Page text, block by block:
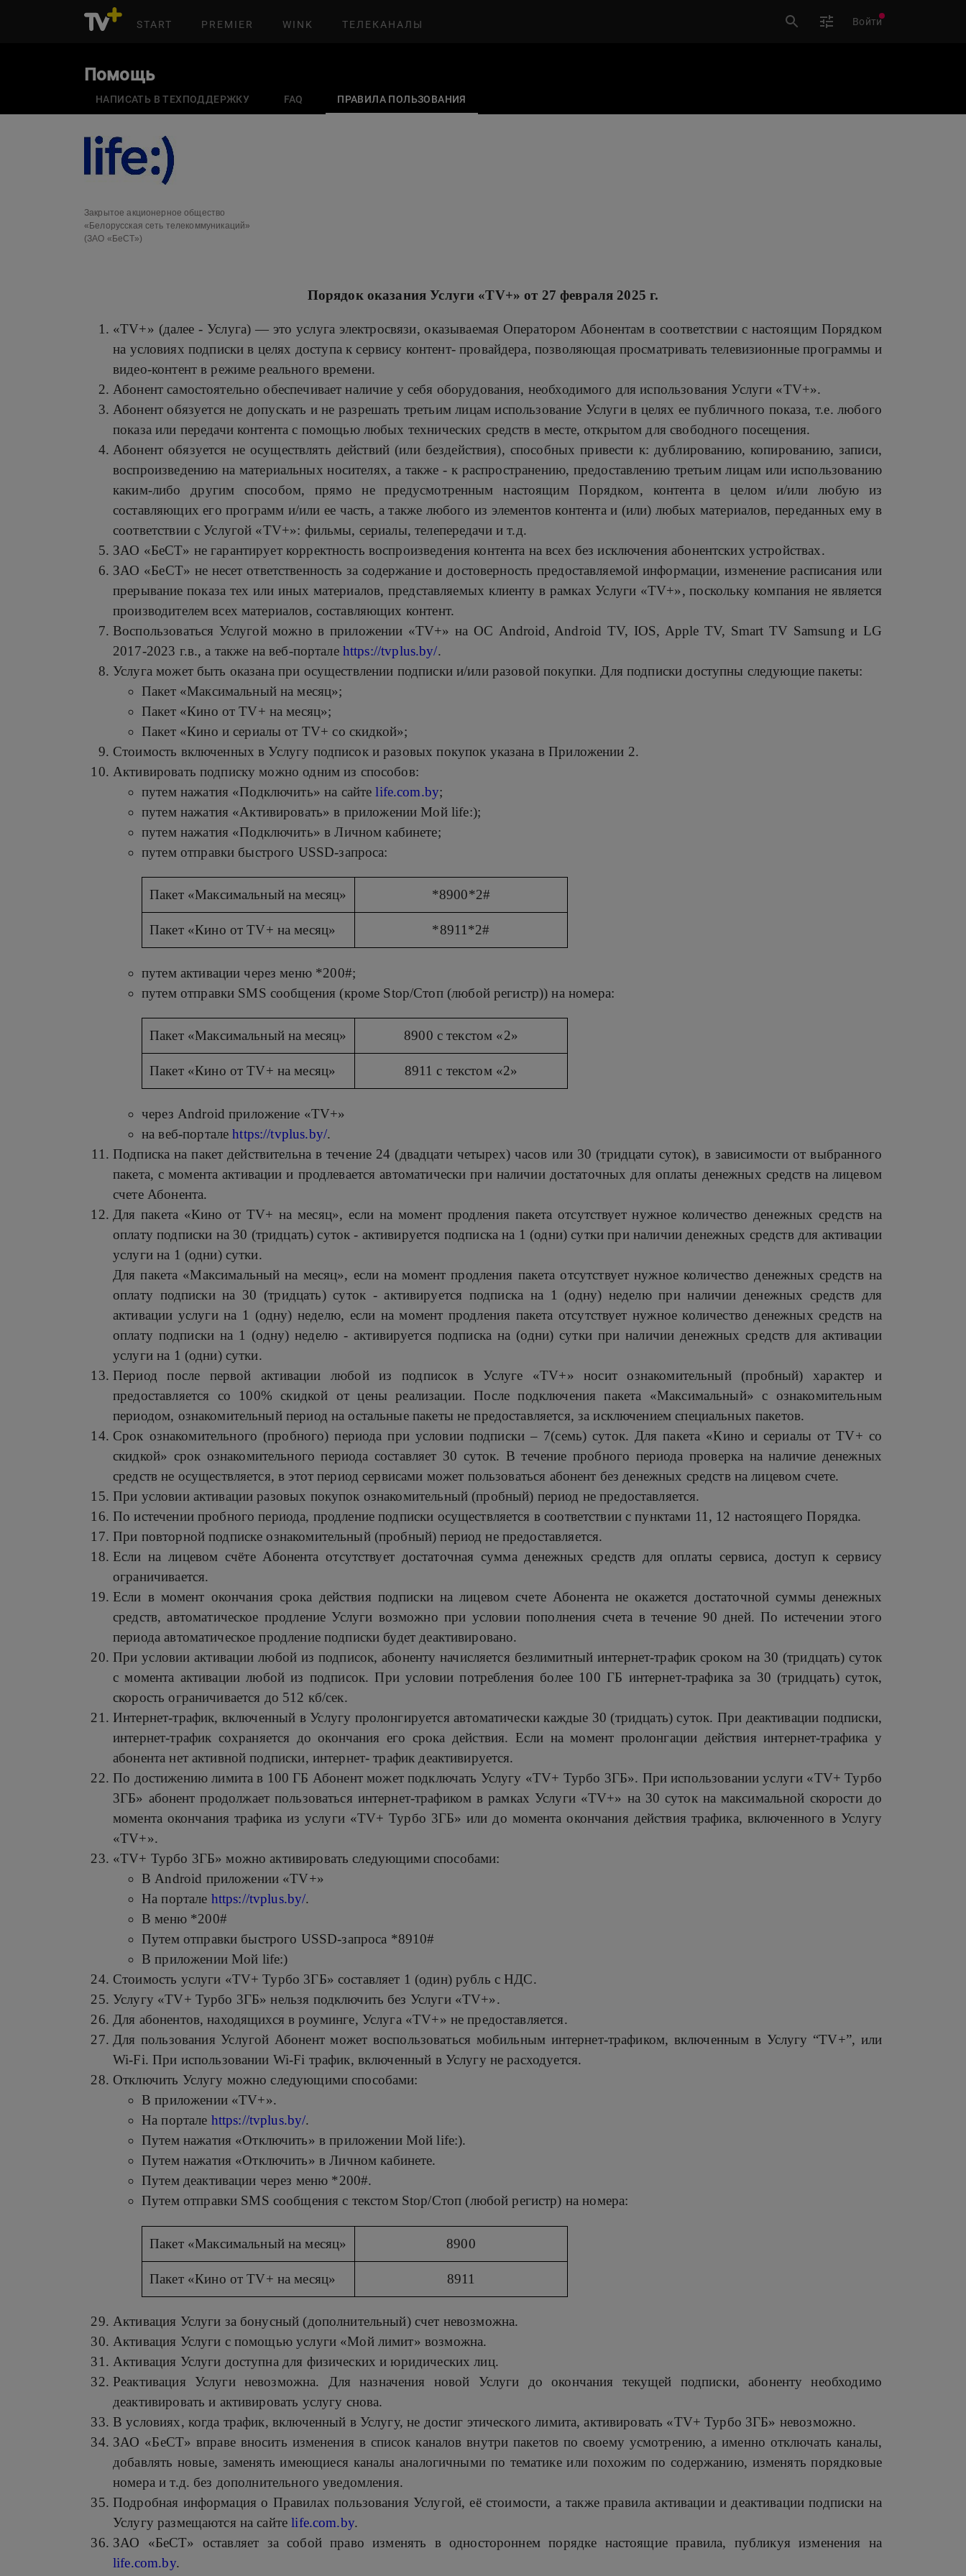
START PREMIER WINK ТЕЛЕКАНАЛЫ Войти
Помощь
НАПИСАТЬ В ТЕХПОДДЕРЖКУ FAQ ПРАВИЛА ПОЛЬЗОВАНИЯ
Закрытое акционерное общество
«Белорусская сеть телекоммуникаций»
(ЗАО «БеСТ»)
Порядок оказания Услуги «TV+» от 27 февраля 2025 г.
«TV+» (далее - Услуга) — это услуга электросвязи, оказываемая Оператором Абонентам в соответствии с настоящим Порядком
на условиях подписки в целях доступа к сервису контент- провайдера, позволяющая просматривать телевизионные программы и
видео-контент в режиме реального времени.
Абонент самостоятельно обеспечивает наличие у себя оборудования, необходимого для использования Услуги «TV+».
Абонент обязуется не допускать и не разрешать третьим лицам использование Услуги в целях ее публичного показа, т.е. любого
показа или передачи контента с помощью любых технических средств в месте, открытом для свободного посещения.
Абонент обязуется не осуществлять действий (или бездействия), способных привести к: дублированию, копированию, записи,
воспроизведению на материальных носителях, а также - к распространению, предоставлению третьим лицам или использованию
каким-либо другим способом, прямо не предусмотренным настоящим Порядком, контента в целом и/или любую из
составляющих его программ и/или ее часть, а также любого из элементов контента и (или) любых материалов, переданных ему в
соответствии с Услугой «TV+»: фильмы, сериалы, телепередачи и т.д.
ЗАО «БеСТ» не гарантирует корректность воспроизведения контента на всех без исключения абонентских устройствах.
ЗАО «БеСТ» не несет ответственность за содержание и достоверность предоставляемой информации, изменение расписания или
прерывание показа тех или иных материалов, представляемых клиенту в рамках Услуги «TV+», поскольку компания не является
производителем всех материалов, составляющих контент.
Воспользоваться Услугой можно в приложении «TV+» на ОС Android, Android TV, IOS, Apple TV, Smart TV Samsung и LG
2017-2023 г.в., а также на веб-портале https://tvplus.by/.
Услуга может быть оказана при осуществлении подписки и/или разовой покупки. Для подписки доступны следующие пакеты:
Пакет «Максимальный на месяц»;
Пакет «Кино от TV+ на месяц»;
Пакет «Кино и сериалы от TV+ со скидкой»;
Стоимость включенных в Услугу подписок и разовых покупок указана в Приложении 2.
Активировать подписку можно одним из способов:
путем нажатия «Подключить» на сайтеlife.com.by;
путем нажатия «Активировать» в приложении Мой life:);
путем нажатия «Подключить» в Личном кабинете;
путем отправки быстрого USSD-запроса:
Пакет «Максимальный на месяц» *8900*2#
Пакет «Кино от TV+ на месяц» *8911*2#
путем активации через меню *200#;
путем отправки SMS сообщения (кроме Stop/Стоп (любой регистр)) на номера:
Пакет «Максимальный на месяц» 8900 с текстом «2»
Пакет «Кино от TV+ на месяц» 8911 с текстом «2»
через Android приложение «TV+»
на веб-порталеhttps://tvplus.by/.
Подписка на пакет действительна в течение 24 (двадцати четырех) часов или 30 (тридцати суток), в зависимости от выбранного
пакета, c момента активации и продлевается автоматически при наличии достаточных для оплаты денежных средств на лицевом
счете Абонента.
Для пакета «Кино от TV+ на месяц», если на момент продления пакета отсутствует нужное количество денежных средств на
оплату подписки на 30 (тридцать) суток - активируется подписка на 1 (одни) сутки при наличии денежных средств для активации
услуги на 1 (одни) сутки.
Для пакета «Максимальный на месяц», если на момент продления пакета отсутствует нужное количество денежных средств на
оплату подписки на 30 (тридцать) суток - активируется подписка на 1 (одну) неделю при наличии денежных средств для
активации услуги на 1 (одну) неделю, если на момент продления пакета отсутствует нужное количество денежных средств на
оплату подписки на 1 (одну) неделю - активируется подписка на (одни) сутки при наличии денежных средств для активации
услуги на 1 (одни) сутки.
Период после первой активации любой из подписок в Услуге «TV+» носит ознакомительный (пробный) характер и
предоставляется со 100% скидкой от цены реализации. После подключения пакета «Максимальный» с ознакомительным
периодом, ознакомительный период на остальные пакеты не предоставляется, за исключением специальных пакетов.
Срок ознакомительного (пробного) периода при условии подписки – 7(семь) суток. Для пакета «Кино и сериалы от TV+ со
скидкой» срок ознакомительного периода составляет 30 суток. В течение пробного периода проверка на наличие денежных
средств не осуществляется, в этот период сервисами может пользоваться абонент без денежных средств на лицевом счете.
При условии активации разовых покупок ознакомительный (пробный) период не предоставляется.
По истечении пробного периода, продление подписки осуществляется в соответствии с пунктами 11, 12 настоящего Порядка.
При повторной подписке ознакомительный (пробный) период не предоставляется.
Если на лицевом счёте Абонента отсутствует достаточная сумма денежных средств для оплаты сервиса, доступ к сервису
ограничивается.
Если в момент окончания срока действия подписки на лицевом счете Абонента не окажется достаточной суммы денежных
средств, автоматическое продление Услуги возможно при условии пополнения счета в течение 90 дней. По истечении этого
периода автоматическое продление подписки будет деактивировано.
При условии активации любой из подписок, абоненту начисляется безлимитный интернет-трафик сроком на 30 (тридцать) суток
с момента активации любой из подписок. При условии потребления более 100 ГБ интернет-трафика за 30 (тридцать) суток,
скорость ограничивается до 512 кб/сек.
Интернет-трафик, включенный в Услугу пролонгируется автоматически каждые 30 (тридцать) суток. При деактивации подписки,
интернет-трафик сохраняется до окончания его срока действия. Если на момент пролонгации действия интернет-трафика у
абонента нет активной подписки, интернет- трафик деактивируется.
По достижению лимита в 100 ГБ Абонент может подключать Услугу «TV+ Турбо 3ГБ». При использовании услуги «TV+ Турбо
3ГБ» абонент продолжает пользоваться интернет-трафиком в рамках Услуги «TV+» на 30 суток на максимальной скорости до
момента окончания трафика из услуги «TV+ Турбо 3ГБ» или до момента окончания действия трафика, включенного в Услугу
«TV+».
«TV+ Турбо 3ГБ» можно активировать следующими способами:
В Android приложении «TV+»
На портале https://tvplus.by/.
В меню *200#
Путем отправки быстрого USSD-запроса *8910#
В приложении Мой life:)
Стоимость услуги «TV+ Турбо 3ГБ» составляет 1 (один) рубль с НДС.
Услугу «TV+ Турбо 3ГБ» нельзя подключить без Услуги «TV+».
Для абонентов, находящихся в роуминге, Услуга «TV+» не предоставляется.
Для пользования Услугой Абонент может воспользоваться мобильным интернет-трафиком, включенным в Услугу “TV+”, или
Wi-Fi. При использовании Wi-Fi трафик, включенный в Услугу не расходуется.
Отключить Услугу можно следующими способами:
В приложении «TV+».
На портале https://tvplus.by/.
Путем нажатия «Отключить» в приложении Мой life:).
Путем нажатия «Отключить» в Личном кабинете.
Путем деактивации через меню *200#.
Путем отправки SMS сообщения с текстом Stop/Стоп (любой регистр) на номера:
Пакет «Максимальный на месяц» 8900
Пакет «Кино от TV+ на месяц» 8911
Активация Услуги за бонусный (дополнительный) счет невозможна.
Активация Услуги с помощью услуги «Мой лимит» возможна.
Активация Услуги доступна для физических и юридических лиц.
Реактивация Услуги невозможна. Для назначения новой Услуги до окончания текущей подписки, абоненту необходимо
деактивировать и активировать услугу снова.
В условиях, когда трафик, включенный в Услугу, не достиг этического лимита, активировать «TV+ Турбо 3ГБ» невозможно.
ЗАО «БеСТ» вправе вносить изменения в список каналов внутри пакетов по своему усмотрению, а именно отключать каналы,
добавлять новые, заменять имеющиеся каналы аналогичными по тематике или похожим по содержанию, изменять порядковые
номера и т.д. без дополнительного уведомления.
Подробная информация о Правилах пользования Услугой, её стоимости, а также правила активации и деактивации подписки на
Услугу размещаются на сайтеlife.com.by.
ЗАО «БеСТ» оставляет за собой право изменять в одностороннем порядке настоящие правила, публикуя изменения на
life.com.by.